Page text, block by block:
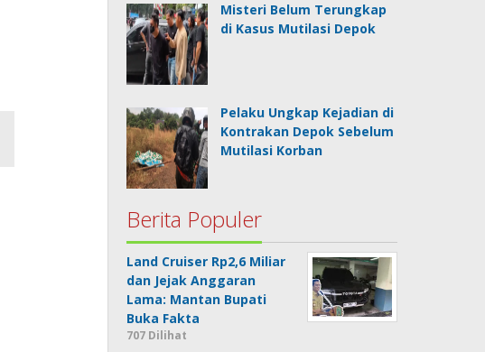
Misteri Belum Terungkap
di Kasus Mutilasi Depok
Pelaku Ungkap Kejadian di
Kontrakan Depok Sebelum
Mutilasi Korban
Berita Populer
Land Cruiser Rp2,6 Miliar
dan Jejak Anggaran
Lama: Mantan Bupati
Buka Fakta
707 Dilihat